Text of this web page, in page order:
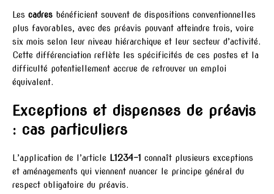
Les cadres bénéficient souvent de dispositions conventionnelles
plus favorables, avec des préavis pouvant atteindre trois, voire
six mois selon leur niveau hiérarchique et leur secteur d’activité.
Cette différenciation reflète les spécificités de ces postes et la
difficulté potentiellement accrue de retrouver un emploi
équivalent.
Exceptions et dispenses de préavis
: cas particuliers
L’application de l’article L1234-1 connaît plusieurs exceptions
et aménagements qui viennent nuancer le principe général du
respect obligatoire du préavis.